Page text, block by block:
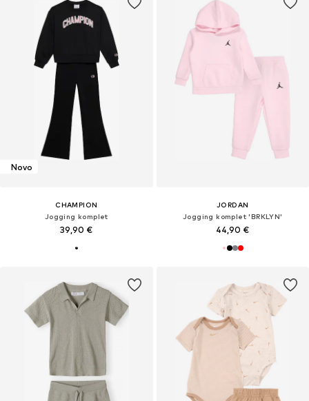
Novo
CHAMPION
Jogging komplet
39,90 €
JORDAN
Jogging komplet 'BRKLYN'
44,90 €